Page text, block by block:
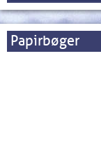
Papirbøger